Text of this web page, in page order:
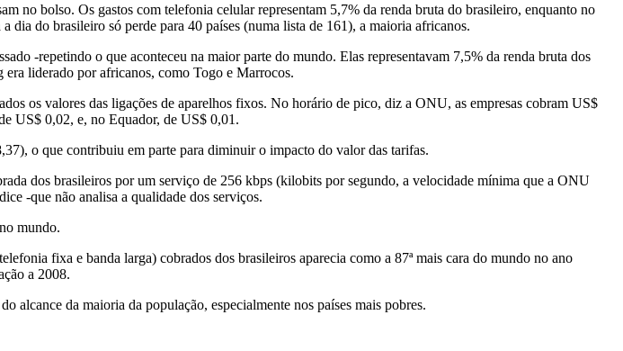
no bolso. Os gastos com telefonia celular representam 5,7% da renda bruta do brasileiro, enquanto no
do brasileiro só perde para 40 países (numa lista de 161), a maioria africanos.
-repetindo o que aconteceu na maior parte do mundo. Elas representavam 7,5% da renda bruta dos
liderado por africanos, como Togo e Marrocos.
os valores das ligações de aparelhos fixos. No horário de pico, diz a ONU, as empresas cobram US$
US$ 0,02, e, no Equador, de US$ 0,01.
o que contribuiu em parte para diminuir o impacto do valor das tarifas.
dos brasileiros por um serviço de 256 kbps (kilobits por segundo, a velocidade mínima que a ONU
-que não analisa a qualidade dos serviços.
mundo.
fixa e banda larga) cobrados dos brasileiros aparecia como a 87ª mais cara do mundo no ano
a 2008.
alcance da maioria da população, especialmente nos países mais pobres.